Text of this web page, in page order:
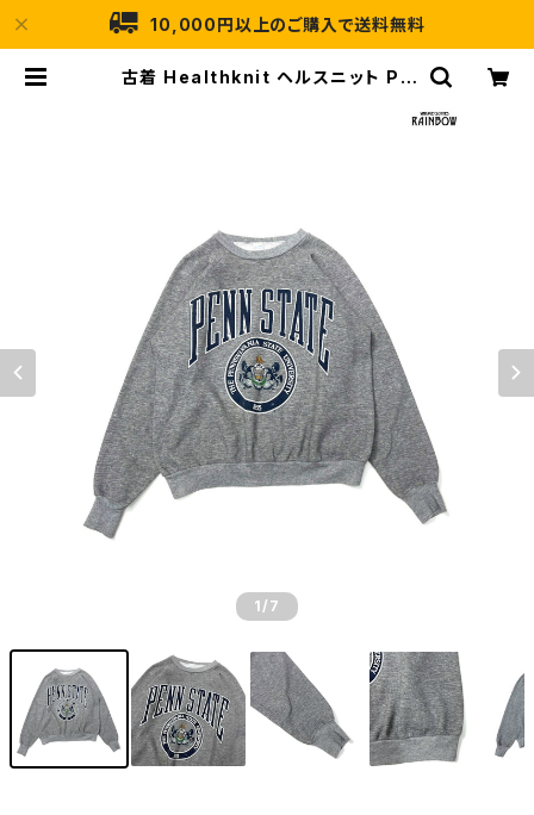
10,000円以上のご購入で送料無料
古着 Healthknit ヘルスニット PE
学 アメリカ製 カレッジロゴ 長袖 スウ
1 /7